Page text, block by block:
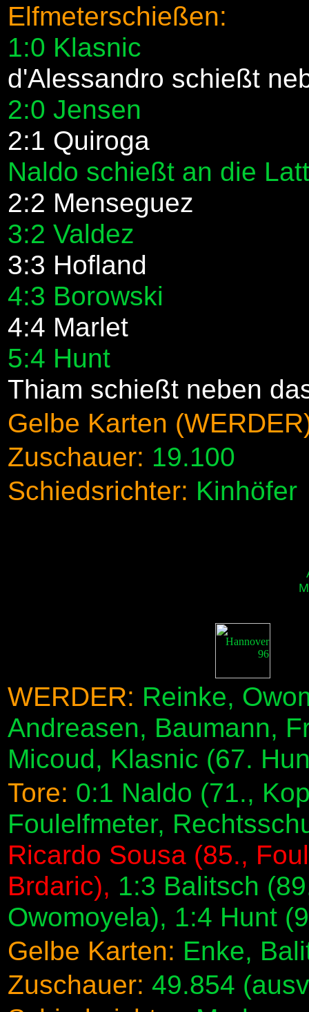
Elfmeterschießen:
1:0 Klasnic
d'Alessandro schießt
2:0 Jensen
2:1 Quiroga
Naldo schießt an die
2:2 Menseguez
3:2 Valdez
3:3 Hofland
4:3 Borowski
4:4 Marlet
5:4 Hunt
Thiam schießt neben
Gelbe Karten
Zuschauer: 19.100
Schiedsrichter: Kinhöfer
WERDER: Reinke,
Andreasen, Baumann,
Micoud, Klasnic (67.
Tore: 0:1 Naldo (71.,
Foulelfmeter,
Ricardo Sousa (85.,
Brdaric), 1:3 Balitsch
Owomoyela), 1:4 Hunt
Gelbe Karten: Enke,
Zuschauer: 49.854